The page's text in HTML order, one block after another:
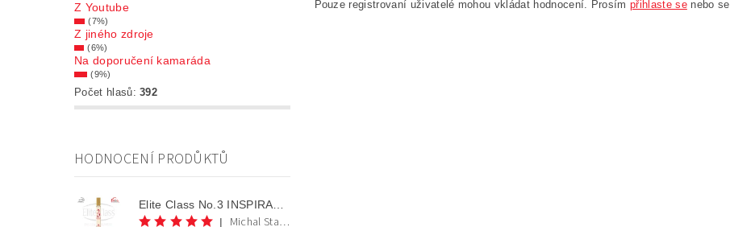
Z Youtube
(7%)
Z jiného zdroje
(6%)
Na doporučení kamaráda
(9%)
Počet hlasů:392
HODNOCENÍ PRODŮKTŮ
Elite Class No.3 INSPIRATION FOR HER AKCE 1+1
|
Michal Staněk
Pouze registrovaní uživatelé mohou vkládat hodnocení. Prosímpřihlaste senebo se